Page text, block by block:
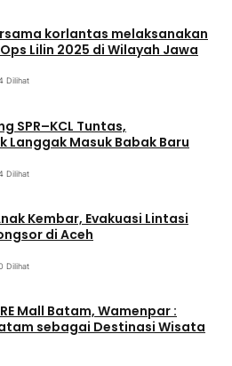
korlantas melaksanakan
Lilin 2025 di Wilayah Jawa
Dilihat
SPR–KCL Tuntas,
Langgak Masuk Babak Baru
Dilihat
Kembar, Evakuasi Lintasi
di Aceh
Dilihat
Mall Batam, Wamenpar :
sebagai Destinasi Wisata